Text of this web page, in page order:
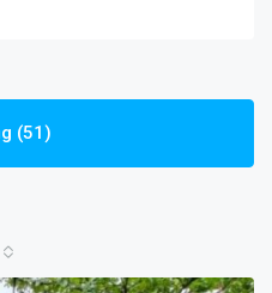
(51)